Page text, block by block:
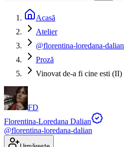
Acasă
Atelier
@florentina-loredana-dalian
Proză
Vinovat de-a fi cine esti (II)
FD
Florentina-Loredana Dalian
@florentina-loredana-dalian